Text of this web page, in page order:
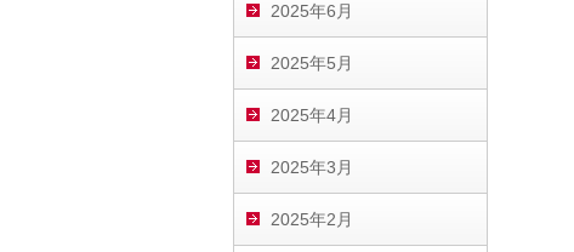
2025年6月
2025年5月
2025年4月
2025年3月
2025年2月